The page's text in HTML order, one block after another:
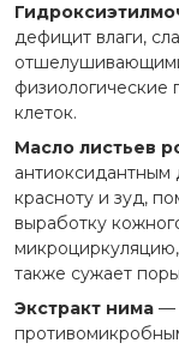
дефицит влаги,
физиологические
клеток.
Масло листьев
антиоксидантным
красноту и зуд,
выработку
также сужает
Экстракт нима —